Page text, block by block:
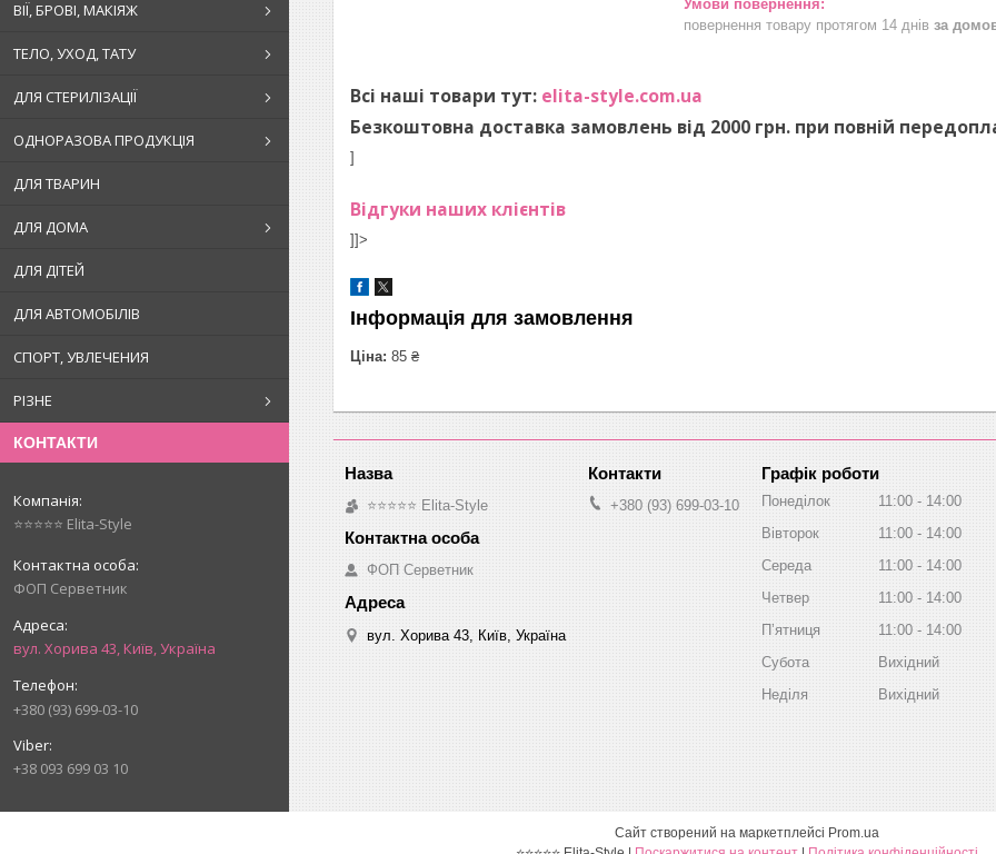
ВІЇ, БРОВІ, МАКІЯЖ
ТЕЛО, УХОД, ТАТУ
ДЛЯ СТЕРИЛІЗАЦІЇ
ОДНОРАЗОВА ПРОДУКЦІЯ
ДЛЯ ТВАРИН
ДЛЯ ДОМА
ДЛЯ ДІТЕЙ
ДЛЯ АВТОМОБІЛІВ
СПОРТ, УВЛЕЧЕНИЯ
РІЗНЕ
КОНТАКТИ
⭐⭐⭐⭐⭐ Elita-Style
ФОП Серветник
вул. Хорива 43, Київ, Україна
+380 (93) 699-03-10
+38 093 699 03 10
повернення товару протягом 14 днів за
Всі наші товари тут: elita-style.com.ua
Безкоштовна доставка замовлень від 2000 грн. при повній
]
Відгуки наших клієнтів
]]>
Інформація для замовлення
Ціна: 85 ₴
⭐⭐⭐⭐⭐ Elita-Style
ФОП Серветник
вул. Хорива 43, Київ, Україна
+380 (93) 699-03-10
Графік роботи
Понеділок 11:00
14:00
Вівторок
11:00
14:00
Середа
11:00
14:00
Четвер
11:00
14:00
Пʼятниця
11:00
14:00
Субота
Вихідний
Неділя
Вихідний
Сайт створений на маркетплейсі Prom.ua